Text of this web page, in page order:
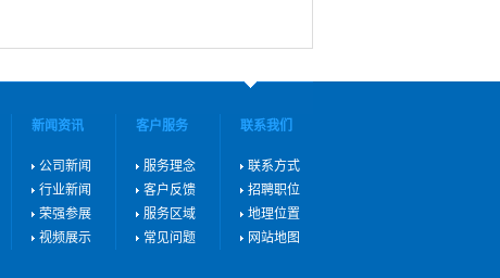
新闻资讯
公司新闻
行业新闻
荣强参展
视频展示
客户服务
服务理念
客户反馈
服务区域
常见问题
联系我们
联系方式
招聘职位
地理位置
网站地图